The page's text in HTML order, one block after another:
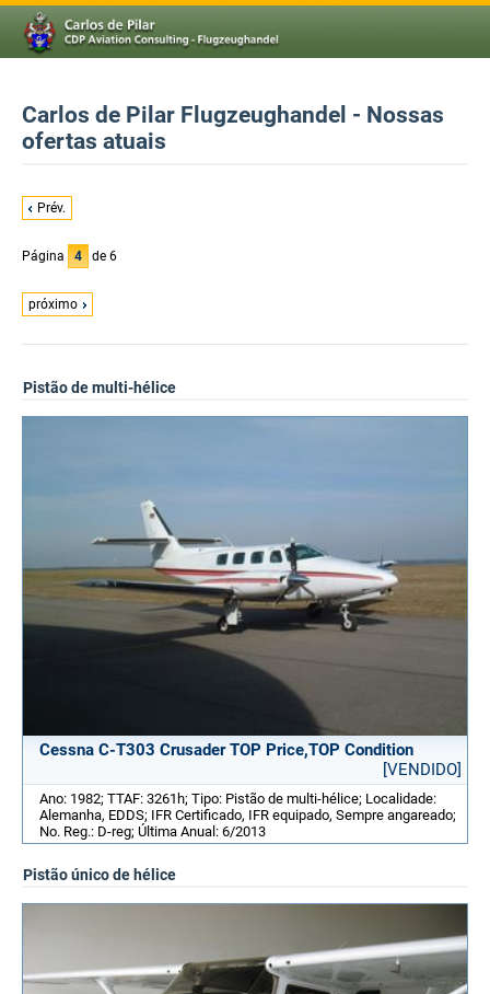
Carlos de Pilar Flugzeughandel - Nossas
ofertas atuais
Prév.
Página 4 de 6
próximo
Pistão de multi-hélice
Cessna C-T303 Crusader TOP Price,TOP Condition
[VENDIDO]
Ano: 1982; TTAF: 3261h; Tipo: Pistão de multi-hélice; Localidade:
Alemanha, EDDS; IFR Certificado, IFR equipado, Sempre angareado;
No. Reg.: D-reg; Última Anual: 6/2013
Pistão único de hélice